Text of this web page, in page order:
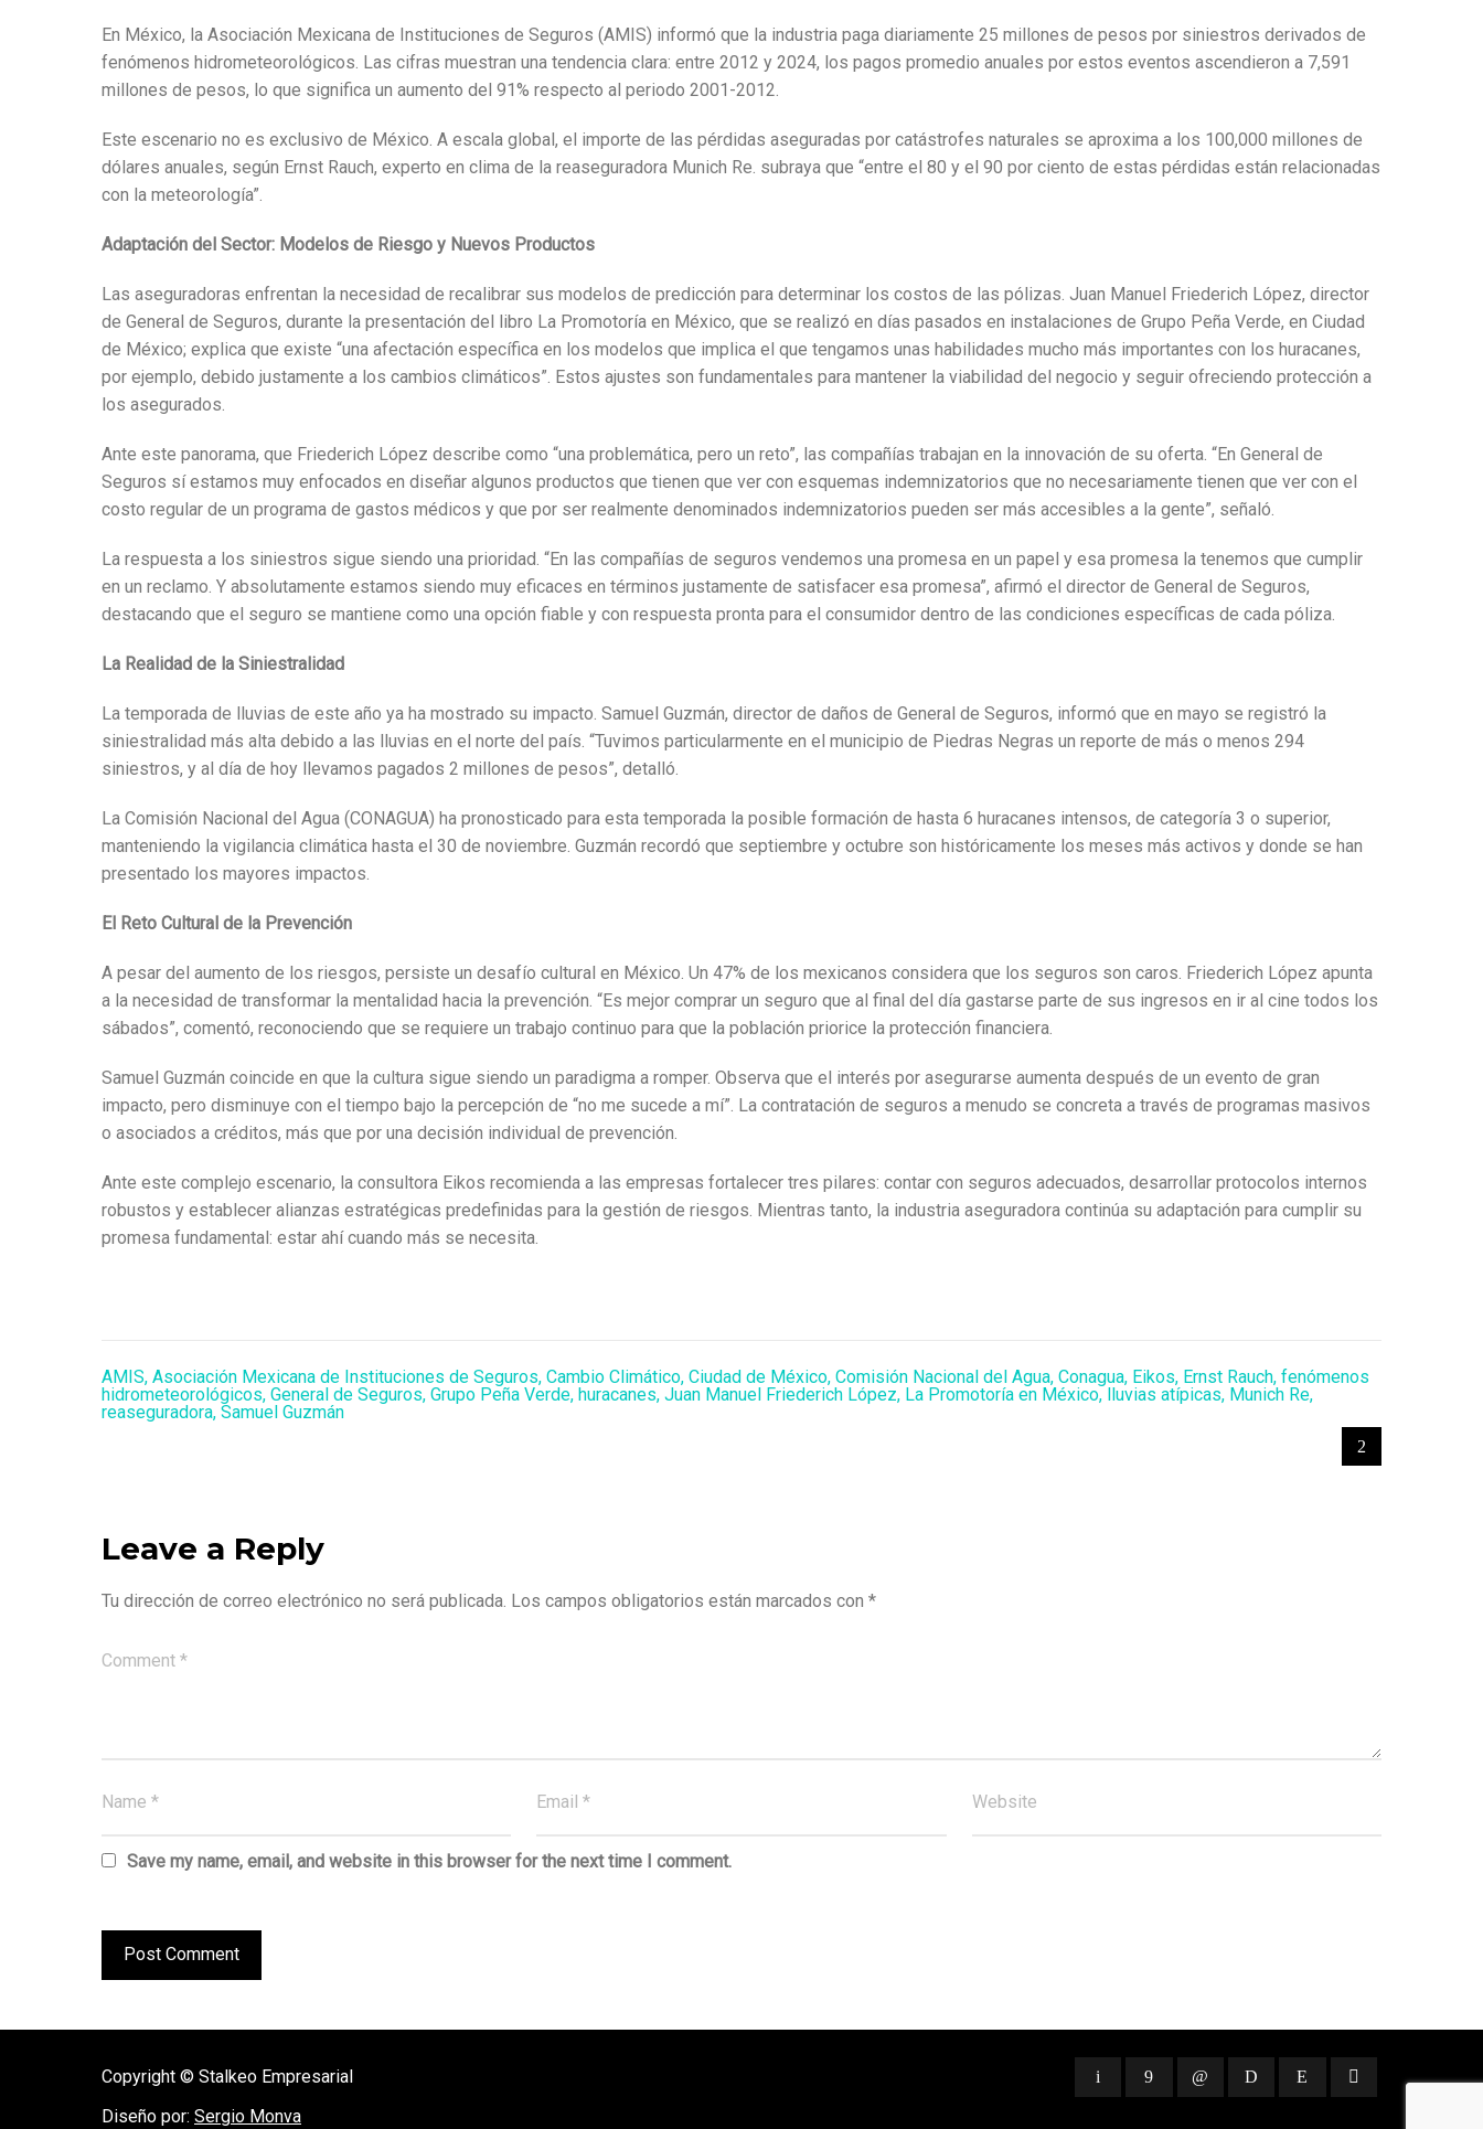
En México, la Asociación Mexicana de Instituciones de Seguros (AMIS) informó que la industria paga diariamente 25 millones de pesos por siniestros derivados de
fenómenos hidrometeorológicos. Las cifras muestran una tendencia clara: entre 2012 y 2024, los pagos promedio anuales por estos eventos ascendieron a 7,591
millones de pesos, lo que significa un aumento del 91% respecto al periodo 2001-2012.
Este escenario no es exclusivo de México. A escala global, el importe de las pérdidas aseguradas por catástrofes naturales se aproxima a los 100,000 millones de
dólares anuales, según Ernst Rauch, experto en clima de la reaseguradora Munich Re. subraya que “entre el 80 y el 90 por ciento de estas pérdidas están relacionadas
con la meteorología”.
Adaptación del Sector: Modelos de Riesgo y Nuevos Productos
Las aseguradoras enfrentan la necesidad de recalibrar sus modelos de predicción para determinar los costos de las pólizas. Juan Manuel Friederich López, director
de General de Seguros, durante la presentación del libro La Promotoría en México, que se realizó en días pasados en instalaciones de Grupo Peña Verde, en Ciudad
de México; explica que existe “una afectación específica en los modelos que implica el que tengamos unas habilidades mucho más importantes con los huracanes,
por ejemplo, debido justamente a los cambios climáticos”. Estos ajustes son fundamentales para mantener la viabilidad del negocio y seguir ofreciendo protección a
los asegurados.
Ante este panorama, que Friederich López describe como “una problemática, pero un reto”, las compañías trabajan en la innovación de su oferta. “En General de
Seguros sí estamos muy enfocados en diseñar algunos productos que tienen que ver con esquemas indemnizatorios que no necesariamente tienen que ver con el
costo regular de un programa de gastos médicos y que por ser realmente denominados indemnizatorios pueden ser más accesibles a la gente”, señaló.
La respuesta a los siniestros sigue siendo una prioridad. “En las compañías de seguros vendemos una promesa en un papel y esa promesa la tenemos que cumplir
en un reclamo. Y absolutamente estamos siendo muy eficaces en términos justamente de satisfacer esa promesa”, afirmó el director de General de Seguros,
destacando que el seguro se mantiene como una opción fiable y con respuesta pronta para el consumidor dentro de las condiciones específicas de cada póliza.
La Realidad de la Siniestralidad
La temporada de lluvias de este año ya ha mostrado su impacto. Samuel Guzmán, director de daños de General de Seguros, informó que en mayo se registró la
siniestralidad más alta debido a las lluvias en el norte del país. “Tuvimos particularmente en el municipio de Piedras Negras un reporte de más o menos 294
siniestros, y al día de hoy llevamos pagados 2 millones de pesos”, detalló.
La Comisión Nacional del Agua (CONAGUA) ha pronosticado para esta temporada la posible formación de hasta 6 huracanes intensos, de categoría 3 o superior,
manteniendo la vigilancia climática hasta el 30 de noviembre. Guzmán recordó que septiembre y octubre son históricamente los meses más activos y donde se han
presentado los mayores impactos.
El Reto Cultural de la Prevención
A pesar del aumento de los riesgos, persiste un desafío cultural en México. Un 47% de los mexicanos considera que los seguros son caros. Friederich López apunta
a la necesidad de transformar la mentalidad hacia la prevención. “Es mejor comprar un seguro que al final del día gastarse parte de sus ingresos en ir al cine todos los
sábados”, comentó, reconociendo que se requiere un trabajo continuo para que la población priorice la protección financiera.
Samuel Guzmán coincide en que la cultura sigue siendo un paradigma a romper. Observa que el interés por asegurarse aumenta después de un evento de gran
impacto, pero disminuye con el tiempo bajo la percepción de “no me sucede a mí”. La contratación de seguros a menudo se concreta a través de programas masivos
o asociados a créditos, más que por una decisión individual de prevención.
Ante este complejo escenario, la consultora Eikos recomienda a las empresas fortalecer tres pilares: contar con seguros adecuados, desarrollar protocolos internos
robustos y establecer alianzas estratégicas predefinidas para la gestión de riesgos. Mientras tanto, la industria aseguradora continúa su adaptación para cumplir su
promesa fundamental: estar ahí cuando más se necesita.
AMIS, Asociación Mexicana de Instituciones de Seguros, Cambio Climático, Ciudad de México, Comisión Nacional del Agua, Conagua, Eikos, Ernst Rauch, fenómenos
hidrometeorológicos, General de Seguros, Grupo Peña Verde, huracanes, Juan Manuel Friederich López, La Promotoría en México, lluvias atípicas, Munich Re,
reaseguradora, Samuel Guzmán
Leave a Reply
Tu dirección de correo electrónico no será publicada. Los campos obligatorios están marcados con *
Save my name, email, and website in this browser for the next time I comment.
Copyright © Stalkeo Empresarial
Diseño por: Sergio Monva